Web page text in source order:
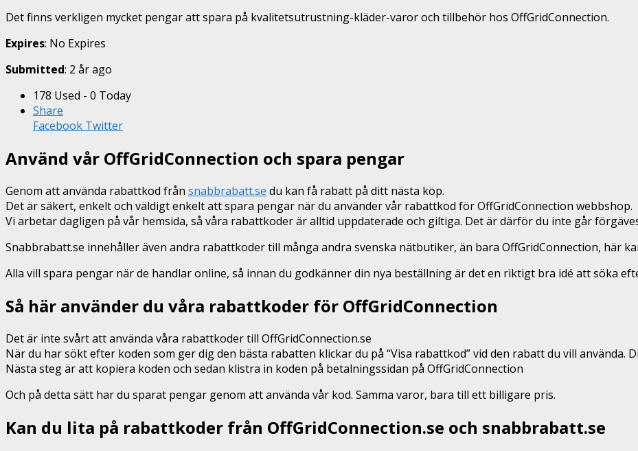
Det finns verkligen mycket pengar att spara på kvalitetsutrustning-kläder-varor och tillbehör hos OffGridConnection.
Expires: No Expires
Submitted: 2 år ago
178 Used - 0 Today
Share
Facebook Twitter
Använd vår OffGridConnection och spara pengar
Genom att använda rabattkod från snabbrabatt.se du kan få rabatt på ditt nästa köp.
Det är säkert, enkelt och väldigt enkelt att spara pengar när du använder vår rabattkod för OffGridConnection webbshop.
Vi arbetar dagligen på vår hemsida, så våra rabattkoder är alltid uppdaterade och giltiga. Det är därför du inte går
Snabbrabatt.se innehåller även andra rabattkoder till många andra svenska nätbutiker, än bara OffGridConnection, här
Alla vill spara pengar när de handlar online, så innan du godkänner din nya beställning är det en riktigt bra idé att söka
Så här använder du våra rabattkoder för OffGridConnection
Det är inte svårt att använda våra rabattkoder till OffGridConnection.se
När du har sökt efter koden som ger dig den bästa rabatten klickar du på “Visa rabattkod” vid den rabatt du vill
Nästa steg är att kopiera koden och sedan klistra in koden på betalningssidan på OffGridConnection
Och på detta sätt har du sparat pengar genom att använda vår kod. Samma varor, bara till ett billigare pris.
Kan du lita på rabattkoder från OffGridConnection.se och snabbrabatt.se